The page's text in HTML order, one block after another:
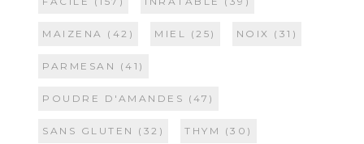
MAIZENA (42) MIEL (25) NOIX (31)
PARMESAN (41)
POUDRE D'AMANDES (47)
SANS GLUTEN (32) THYM (30)